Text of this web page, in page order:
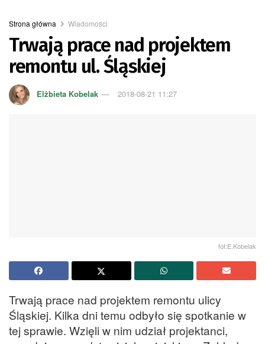
Strona główna Wiadomości
Trwają prace nad projektem
remontu ul. Śląskiej
Elżbieta Kobelak 2018-08-21 11:27
fot:E.Kobelak
Trwają prace nad projektem remontu ulicy
Śląskiej. Kilka dni temu odbyło się spotkanie w
tej sprawie. Wzięli w nim udział projektanci,